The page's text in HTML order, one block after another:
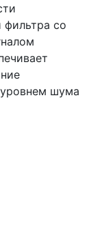
фильтра со
шума